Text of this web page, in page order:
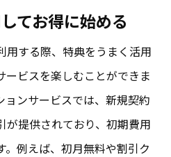
てお得に始める
用する際、特典をうまく活用
ービスを楽しむことができま
ョンサービスでは、新規契約
が提供されており、初期費用
。例えば、初月無料や割引ク